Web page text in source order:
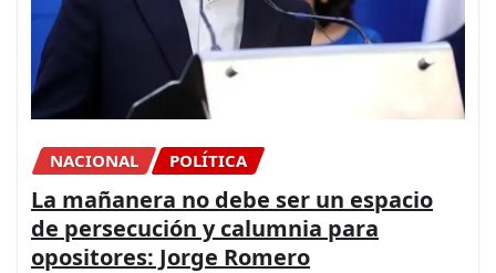
NACIONAL POLÍTICA
La mañanera no debe ser un espacio
de persecución y calumnia para
opositores: Jorge Romero